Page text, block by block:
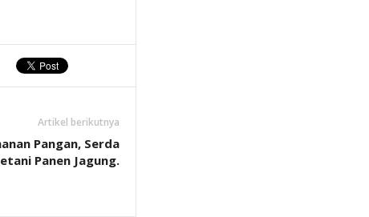
Artikel berikutnya
Pangan, Serda
Panen Jagung.